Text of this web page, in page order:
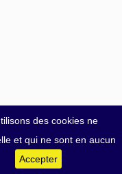
des cookies ne
et qui ne sont en aucun
Accepter